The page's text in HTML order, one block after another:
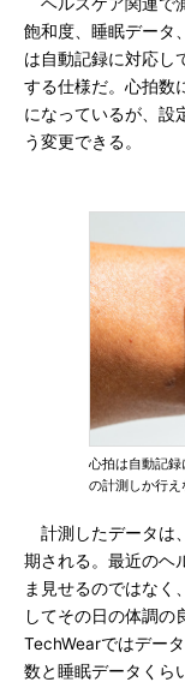
飽和度、睡眠データ
は自動記録に対応し
する仕様だ。心拍数
になっているが、設
う変更できる。
心拍は自動記
の計測しか行
計測したデータは
期される。最近のヘ
ま見せるのではなく
してその日の体調の
TechWearではデー
数と睡眠データくら